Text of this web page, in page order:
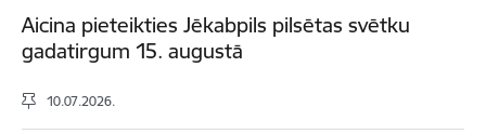
Aicina pieteikties Jēkabpils pilsētas svētku
gadatirgum 15. augustā
10.07.2026.